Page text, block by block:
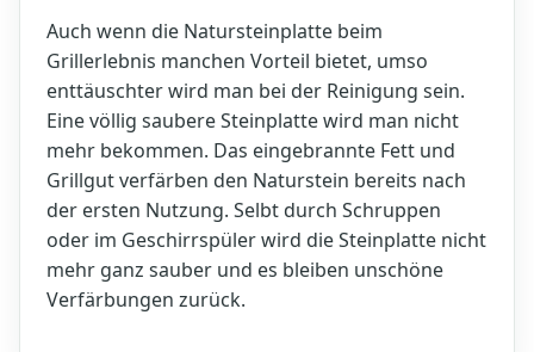
Auch wenn die Natursteinplatte beim
Grillerlebnis manchen Vorteil bietet, umso
enttäuschter wird man bei der Reinigung sein.
Eine völlig saubere Steinplatte wird man nicht
mehr bekommen. Das eingebrannte Fett und
Grillgut verfärben den Naturstein bereits nach
der ersten Nutzung. Selbt durch Schruppen
oder im Geschirrspüler wird die Steinplatte nicht
mehr ganz sauber und es bleiben unschöne
Verfärbungen zurück.